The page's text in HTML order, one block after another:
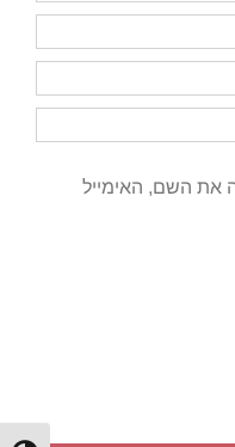
את השם, האימייל